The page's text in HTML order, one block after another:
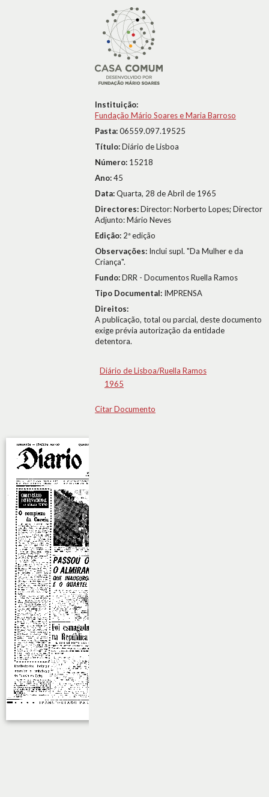
Instituição:
Fundação Mário Soares e Maria Barroso
Pasta:06559.097.19525
Título:Diário de Lisboa
Número: 15218
Ano:45
Data:Quarta, 28 de Abril de 1965
Directores:Director: Norberto Lopes; Director
Adjunto: Mário Neves
Edição: 2ª edição
Observações: Inclui supl. "Da Mulher e da
Criança".
Fundo:DRR - Documentos Ruella Ramos
Tipo Documental: IMPRENSA
Direitos:
A publicação, total ou parcial, deste documento
exige prévia autorização da entidade
detentora.
Diário de Lisboa/Ruella Ramos
1965
Citar Documento